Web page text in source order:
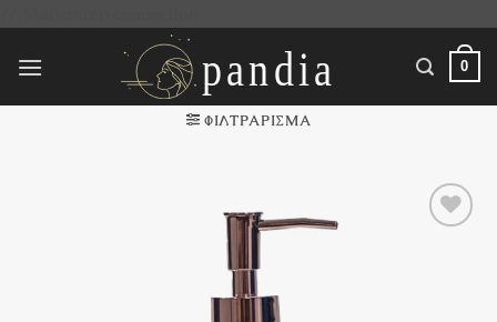
περιεχόμενο
0
ΦΙΛΤΡΆΡΙΣΜΑ